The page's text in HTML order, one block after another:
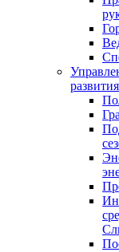
развития